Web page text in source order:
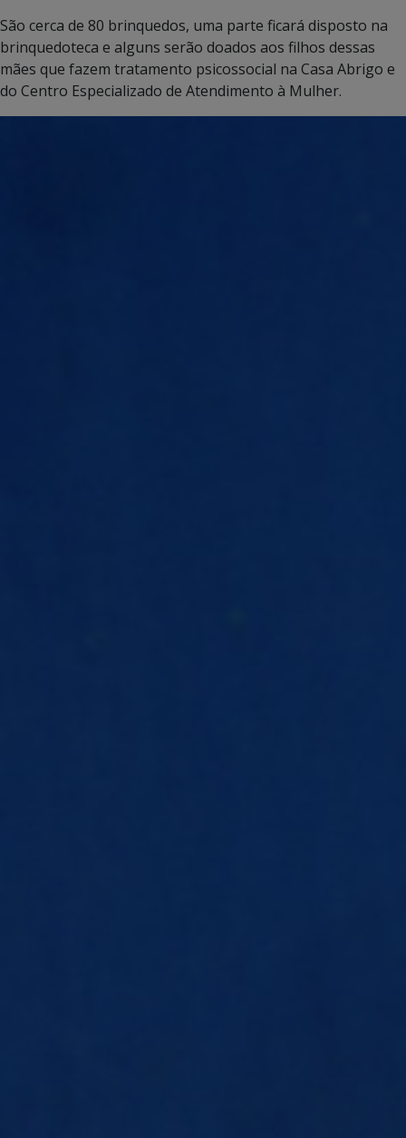
São cerca de 80 brinquedos, uma parte ficará disposto na
brinquedoteca e alguns serão doados aos filhos dessas
mães que fazem tratamento psicossocial na Casa Abrigo e
do Centro Especializado de Atendimento à Mulher.